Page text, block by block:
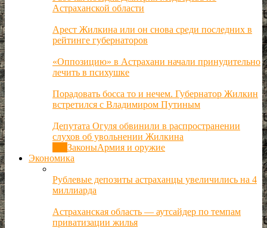
Астраханской области
Арест Жилкина или он снова среди последних в
рейтинге губернаторов
«Оппозицию» в Астрахани начали принудительно
лечить в психушке
Порадовать босса то и нечем. Губернатор Жилкин
встретился с Владимиром Путиным
Депутата Огуля обвинили в распространении
слухов об увольнении Жилкина
ЗаконыАрмия и оружие
Экономика
Рублевые депозиты астраханцы увеличились на 4
миллиарда
Астраханская область — аутсайдер по темпам
приватизации жилья